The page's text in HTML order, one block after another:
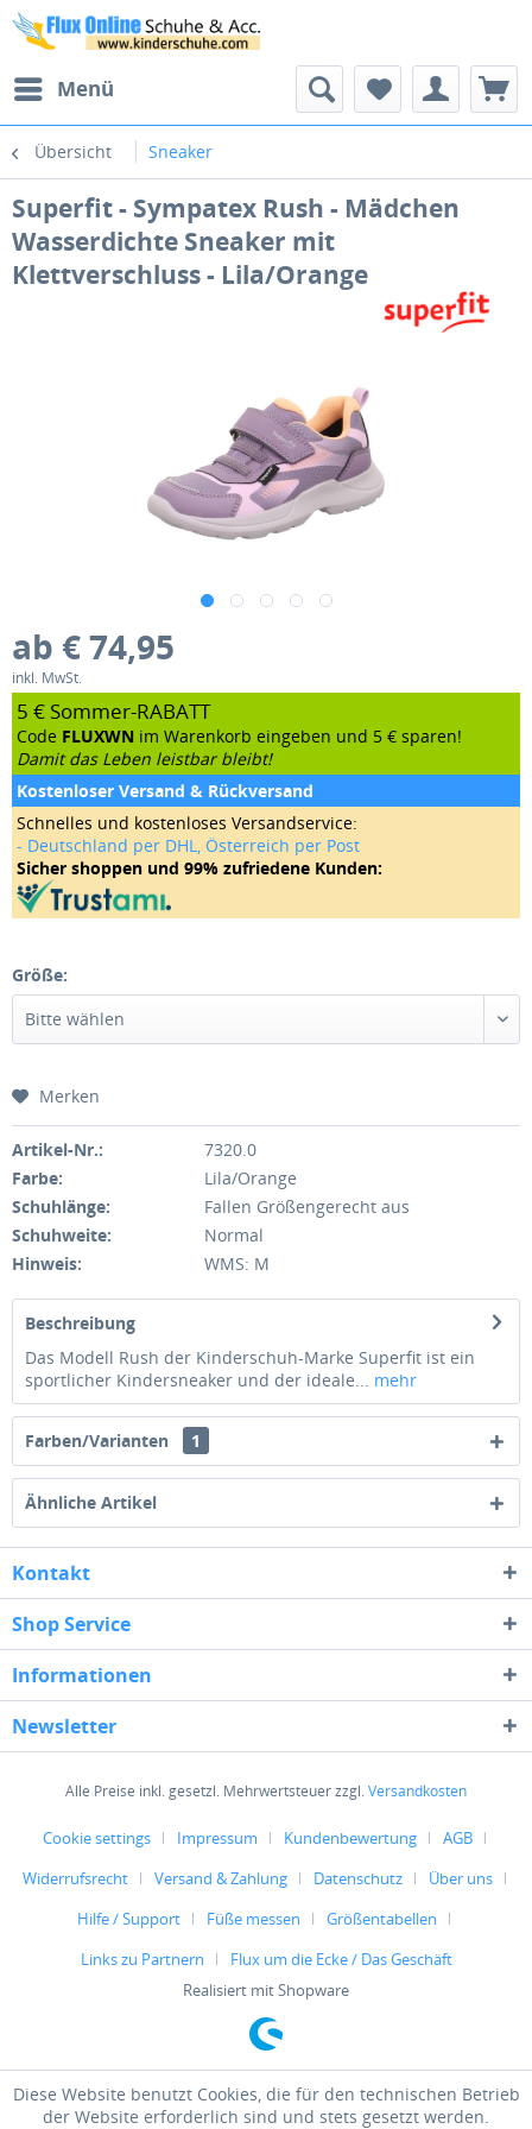
Menü
Übersicht Sneaker
Superfit - Sympatex Rush - Mädchen
Wasserdichte Sneaker mit
Klettverschluss - Lila/Orange
ab € 74,95
inkl. MwSt.
5 € Sommer-RABATT
Code FLUXWN im Warenkorb eingeben und 5 € sparen!
Damit das Leben leistbar bleibt!
Kostenloser Versand & Rückversand
Schnelles und kostenloses Versandservice:
- Deutschland per DHL, Österreich per Post
Sicher shoppen und 99% zufriedene Kunden:
Größe:
Merken
Artikel-Nr.:
7320.0
Farbe:
Lila/Orange
Schuhlänge:
Fallen Größengerecht aus
Schuhweite:
Normal
Hinweis:
WMS: M
Beschreibung
Das Modell Rush der Kinderschuh-Marke Superfit ist ein
sportlicher Kindersneaker und der ideale... mehr
Farben/Varianten 1
Ähnliche Artikel
Kontakt
Shop Service
Informationen
Newsletter
Alle Preise inkl. gesetzl. Mehrwertsteuer zzgl.Versandkosten
Cookie settings Impressum Kundenbewertung
AGB
Widerrufsrecht
Versand & Zahlung Datenschutz
Über uns
Hilfe / Support
Füße messen
Größentabellen
Links zu Partnern
Flux um die Ecke / Das Geschäft
Realisiert mit Shopware
Diese Website benutzt Cookies, die für den technischen Betrieb
der Website erforderlich sind und stets gesetzt werden.